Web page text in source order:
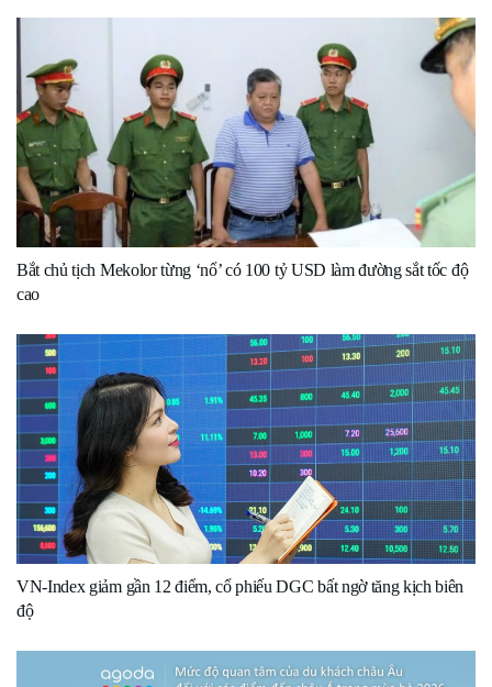
Bắt chủ tịch Mekolor từng ‘nổ’ có 100 tỷ USD làm đường sắt tốc độ
cao
VN-Index giảm gần 12 điểm, cổ phiếu DGC bất ngờ tăng kịch biên
độ